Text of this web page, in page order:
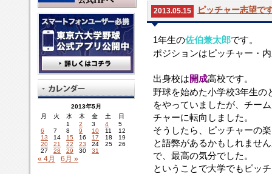
2013.05.15 ピッチャー志望で
1年生の佐伯兼太郎です。
ポジションはピッチャー・
出身校は開成高校です。
野球を始めた小学校3年生の
をやっていましたが、チー
チャーに転向しました。
そうしたら、ピッチャーの
と語弊があるかもしれませ
で、最高の気分でした。
ということで大学でもピッ
2013年5月
月
火 水 木 金 土
日
1
2 3 4
5
6
7 8 9 10 11
12
13
14 15 16 17 18
19
20
21 22 23 24 25
26
27
28 29 30 31
« 4月 6月 »